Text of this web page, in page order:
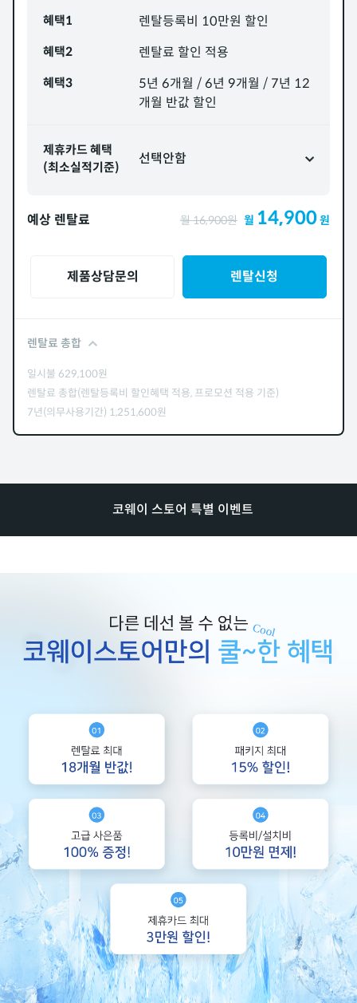
혜택1 렌탈등록비 10만원 할인
혜택2 렌탈료 할인 적용
혜택3
5년 6개월 / 6년 9개월 / 7년 12
개월 반값 할인
제휴카드 혜택
(최소실적기준)
선택안함
예상 렌탈료 월16,900원 월 14,900원
제품상담문의 렌탈신청
렌탈료 총합
일시불 629,100원
렌탈료 총합(렌탈등록비 할인혜택 적용, 프로모션 적용 기준)
7년(의무사용기간) 1,251,600원
코웨이 스토어 특별 이벤트